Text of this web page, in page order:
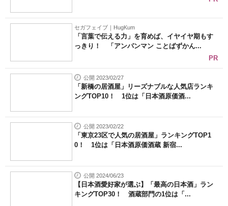
セガフェイブ｜HugKum
「言葉で伝える力」を育めば、イヤイヤ期もす
っきり！ 「アンパンマン ことばずかん...
PR
公開 2023/02/27
「新橋の居酒屋」リーズナブルな人気店ランキ
ングTOP10！ 1位は「日本酒原価酒...
公開 2023/02/22
「東京23区で人気の居酒屋」ランキングTOP1
0！ 1位は「日本酒原価酒蔵 新宿...
公開 2024/06/23
【日本酒愛好家が選ぶ】「最高の日本酒」ラン
キングTOP30！ 酒蔵部門の1位は「...